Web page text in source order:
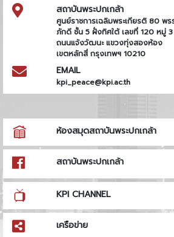
สถาบันพระปกเกล้า
ศูนย์ราชการเฉลิมพระเกียรติ 80 พร
ภักดี ชั้น 5 ฝั่งทิศใต้ เลขที่ 120 หมู่ 3
ถนนแจ้งวัฒนะ แขวงทุ่งสองห้อง
เขตหลักสี่ กรุงเทพฯ 10210
EMAIL
kpi_peace@kpi.ac.th
ห้องสมุดสถาบันพระปกเกล้า
สถาบันพระปกเกล้า
KPI CHANNEL
เครือข่าย